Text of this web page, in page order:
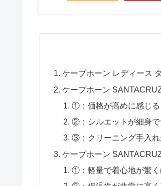
ケープホーン レディース
ケープホーン
①：価格が高めに感じる
②：シルエットが細身
③：クリーニング手入れ
ケープホーン
①：軽量で着心地が驚く